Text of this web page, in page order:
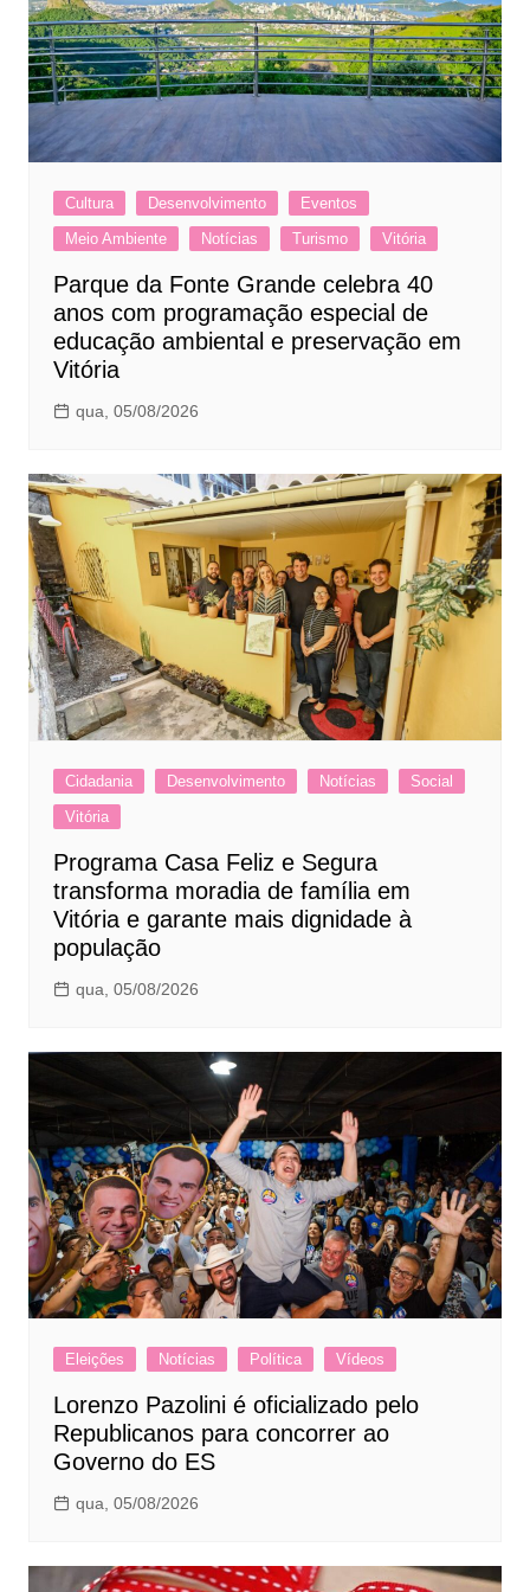
Cultura Desenvolvimento
Eventos
Meio Ambiente
Notícias Turismo Vitória
Parque da Fonte Grande celebra 40
anos com programação especial de
educação ambiental e preservação em
Vitória
qua, 05/08/2026
Cidadania Desenvolvimento Notícias
Social
Vitória
Programa Casa Feliz e Segura
transforma moradia de família em
Vitória e garante mais dignidade à
população
qua, 05/08/2026
Eleições Notícias Política Vídeos
Lorenzo Pazolini é oficializado pelo
Republicanos para concorrer ao
Governo do ES
qua, 05/08/2026